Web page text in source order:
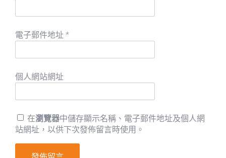
電子郵件地址 *
個人網站網址
在瀏覽器中儲存顯示名稱、電子郵件地址及個人網
站網址，以供下次發佈留言時使用。